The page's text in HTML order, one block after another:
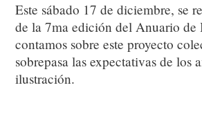
Este sábado 17 de diciembre, se
de la 7ma edición del Anuario de
contamos sobre este proyecto
sobrepasa las expectativas de los
ilustración.